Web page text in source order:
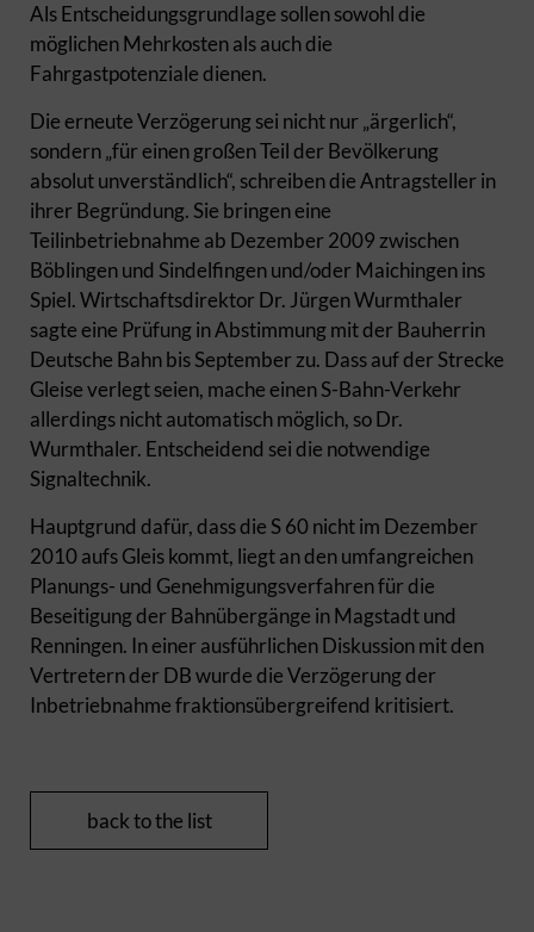
Als Entscheidungsgrundlage sollen sowohl die
möglichen Mehrkosten als auch die
Fahrgastpotenziale dienen.
Die erneute Verzögerung sei nicht nur „ärgerlich“,
sondern „für einen großen Teil der Bevölkerung
absolut unverständlich“, schreiben die Antragsteller in
ihrer Begründung. Sie bringen eine
Teilinbetriebnahme ab Dezember 2009 zwischen
Böblingen und Sindelfingen und/oder Maichingen ins
Spiel. Wirtschaftsdirektor Dr. Jürgen Wurmthaler
sagte eine Prüfung in Abstimmung mit der Bauherrin
Deutsche Bahn bis September zu. Dass auf der Strecke
Gleise verlegt seien, mache einen S-Bahn-Verkehr
allerdings nicht automatisch möglich, so Dr.
Wurmthaler. Entscheidend sei die notwendige
Signaltechnik.
Hauptgrund dafür, dass die S 60 nicht im Dezember
2010 aufs Gleis kommt, liegt an den umfangreichen
Planungs- und Genehmigungsverfahren für die
Beseitigung der Bahnübergänge in Magstadt und
Renningen. In einer ausführlichen Diskussion mit den
Vertretern der DB wurde die Verzögerung der
Inbetriebnahme fraktionsübergreifend kritisiert.
back to the list